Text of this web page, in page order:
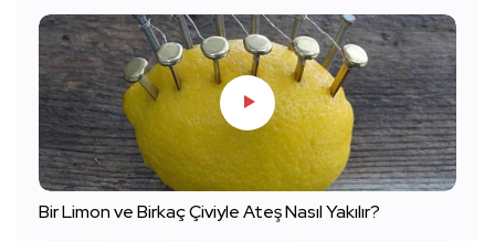
Bir Limon ve Birkaç Çiviyle Ateş Nasıl Yakılır?